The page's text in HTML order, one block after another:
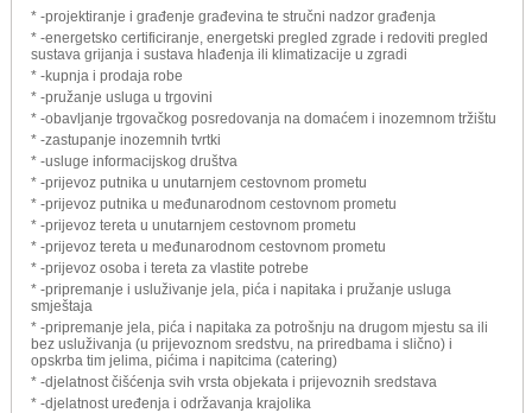
* -projektiranje i građenje građevina te stručni nadzor građenja
* -energetsko certificiranje, energetski pregled zgrade i redoviti pregled
sustava grijanja i sustava hlađenja ili klimatizacije u zgradi
* -kupnja i prodaja robe
* -pružanje usluga u trgovini
* -obavljanje trgovačkog posredovanja na domaćem i inozemnom tržištu
* -zastupanje inozemnih tvrtki
* -usluge informacijskog društva
* -prijevoz putnika u unutarnjem cestovnom prometu
* -prijevoz putnika u međunarodnom cestovnom prometu
* -prijevoz tereta u unutarnjem cestovnom prometu
* -prijevoz tereta u međunarodnom cestovnom prometu
* -prijevoz osoba i tereta za vlastite potrebe
* -pripremanje i usluživanje jela, pića i napitaka i pružanje usluga
smještaja
* -pripremanje jela, pića i napitaka za potrošnju na drugom mjestu sa ili
bez usluživanja (u prijevoznom sredstvu, na priredbama i slično) i
opskrba tim jelima, pićima i napitcima (catering)
* -djelatnost čišćenja svih vrsta objekata i prijevoznih sredstava
* -djelatnost uređenja i održavanja krajolika